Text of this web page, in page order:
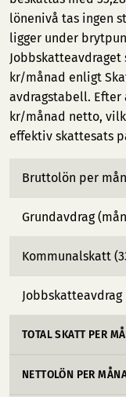
lönenivå tas ingen
ligger under
Jobbskatteavdraget
kr/månad enligt
avdragstabell. Efter
kr/månad netto,
effektiv skattesats
Bruttolön per
Grundavdrag
Kommunalskatt
Jobbskatteavdrag
TOTAL SKATT PER
NETTOLÖN PER